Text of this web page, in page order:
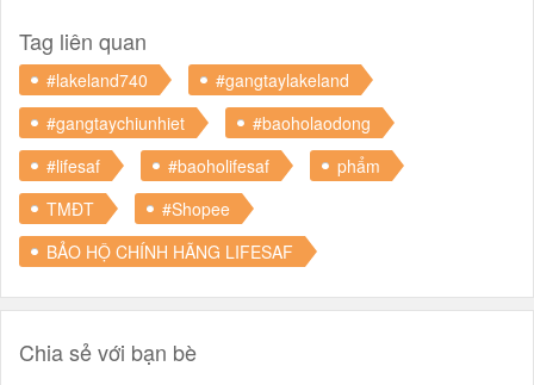
Tag liên quan
#lakeland740
#gangtaylakeland
#gangtaychiunhiet
#baoholaodong
#lifesaf
#baoholifesaf
phẩm
TMĐT
#Shopee
BẢO HỘ CHÍNH HÃNG LIFESAF
Chia sẻ với bạn bè